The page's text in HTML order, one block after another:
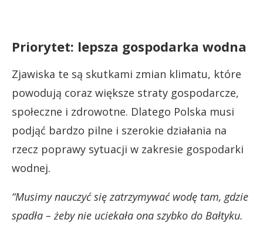
Priorytet: lepsza gospodarka wodna
Zjawiska te są skutkami zmian klimatu, które
powodują coraz większe straty gospodarcze,
społeczne i zdrowotne. Dlatego Polska musi
podjąć bardzo pilne i szerokie działania na
rzecz poprawy sytuacji w zakresie gospodarki
wodnej.
“Musimy nauczyć się zatrzymywać wodę tam, gdzie
spadła – żeby nie uciekała ona szybko do Bałtyku.